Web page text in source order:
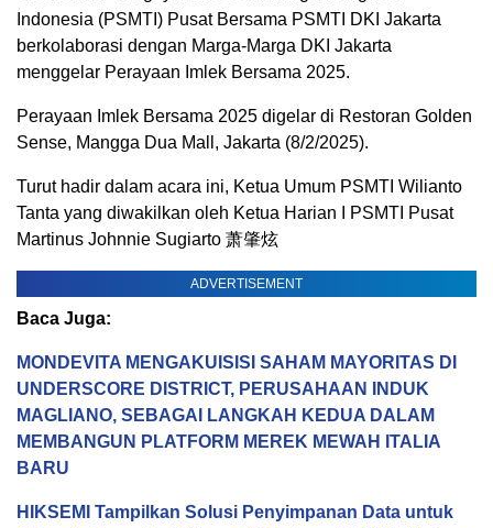
Indonesia (PSMTI) Pusat Bersama PSMTI DKI Jakarta
berkolaborasi dengan Marga-Marga DKI Jakarta
menggelar Perayaan Imlek Bersama 2025.
Perayaan Imlek Bersama 2025 digelar di Restoran Golden
Sense, Mangga Dua Mall, Jakarta (8/2/2025).
Turut hadir dalam acara ini, Ketua Umum PSMTI Wilianto
Tanta yang diwakilkan oleh Ketua Harian I PSMTI Pusat
Martinus Johnnie Sugiarto 萧肇炫
ADVERTISEMENT
Baca Juga:
MONDEVITA MENGAKUISISI SAHAM MAYORITAS DI
UNDERSCORE DISTRICT, PERUSAHAAN INDUK
MAGLIANO, SEBAGAI LANGKAH KEDUA DALAM
MEMBANGUN PLATFORM MEREK MEWAH ITALIA
BARU
HIKSEMI Tampilkan Solusi Penyimpanan Data untuk